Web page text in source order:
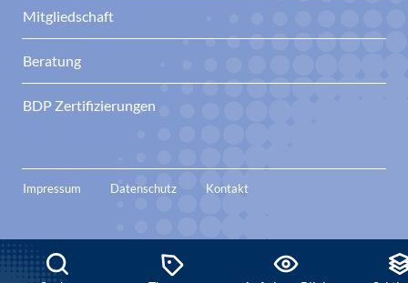
Mitgliedschaft
Beratung
BDP Zertifizierungen
Impressum Datenschutz Kontakt